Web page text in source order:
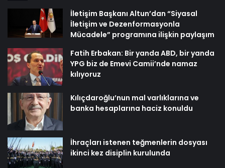
İletişim Başkanı Altun’dan “Siyasal
İletişim ve Dezenformasyonla
Mücadele” programına ilişkin paylaşım
Fatih Erbakan: Bir yanda ABD, bir yanda
YPG biz de Emevi Camii’nde namaz
kılıyoruz
Kılıçdaroğlu’nun mal varlıklarına ve
banka hesaplarına haciz konuldu
İhraçları istenen teğmenlerin dosyası
ikinci kez disiplin kurulunda